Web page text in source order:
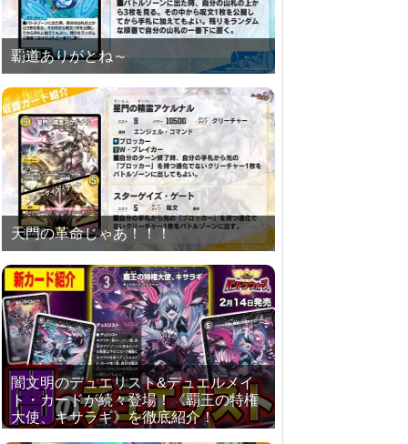
覇道ありがとね～
天門の革命じゃあ！！！
闇文明のデュエリスト&デュエルメイ
ト・カードが続々登場！《覇王の特権
大使、キサラギ》を徹底紹介！